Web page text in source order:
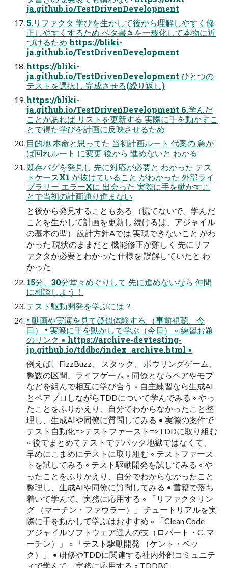
ja.github.io/TestDrivenDevelopment
5.リファクタ 学びを生かして後から理解しやすく修
正しやすくするため ベタ書きを一般化して本物に近
づけるため https://bliki-
ja.github.io/TestDrivenDevelopment
https://bliki-
ja.github.io/TestDrivenDevelopment ひとつの
テストを選択し 完成させる(繰り返し)
https://bliki-
ja.github.io/TestDrivenDevelopment 6.学んだ
ことがあれば リストを更新する 実際に手を動かすこ
とで得た学びを計画に反映させるため
目的地 本命と思ってた 当初計画ルート 代案の 急が
ば回れルート に変更 後から 進めないと わかる
既存バグを発見し 先に対応が必要と わかった テス
トケースX1 が抜けていること がわかった 外部ライ
ブラリー エラーXに 出会った 実際に手を動かすこ
とで当初の計画通り進まない
と後から発見することもある （慌てないで。学んだ
ことを生かして計画を更新し 続けるは、アジャイル
の基本の型） 設計方針Aでは 実現できないこと がわ
かった 現状のままだと 機能修正が難しく 先にリフ
ァクタが必要とわかった 仕様を 誤解していたと わ
かった
15分、30分堂々めぐりして 先に進めないなら 仲間
に相談しよう！
テスト駆動開発を学ぶには？
• 動画や実演を見て疑似体験する （事前視聴、今
日） • 実際に手を動かして学ぶ（今日） ◦ 練習お題
のリンク ▪ https://archive-devtesting-
jp.github.io/tddbc/index_archive.html ▪
例えば、FizzBuzz、 スタック、 ボウリングゲーム、
整数の区間、ライフゲーム ◦ 同僚とならペアやモブ
などを組んで相互に学び合う ◦ 自主練習なら生成AI
とペアプロしながらTDDについて学んでみる ◦ やっ
たことをふりかえり、自分でわからなかったこと整
理し、生成AIや同僚に質問してみる • 実際の案件で
テスト自動化=>テストファースト=>TDDに取り組む
◦ 後でまとめてテストでデバック地獄ではなくて、
早めにこまめにテストに取り組む ◦ テストファース
トを試してみる ◦ テスト駆動開発を試してみる ◦ や
ったことをふりかえり、自分でわからなかったこと
整理し、生成AIや同僚に質問してみる • 書籍で落ち
着いて学んで、実務に応用する ◦ 「リファクタリン
グ （マーチン・ファウラー）」 チュートリアルを実
際に手を動かして学ぶはおすすめ ◦ 「Clean Code
アジャイルソフトウェア達人の技（ロバート・C. マ
ーチン）」 ◦ 「テスト駆動開発 （ケント・ベッ
ク）」 • 研修やTDDに関連する社内外部コミュニテ
ィで学んで、実務に応用する ◦ TDDBC、